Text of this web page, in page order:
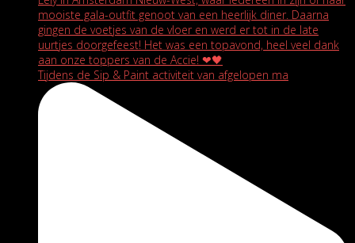
Tijdens de Sip & Paint activiteit van afgelopen ma